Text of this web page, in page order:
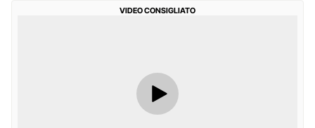
VIDEO CONSIGLIATO